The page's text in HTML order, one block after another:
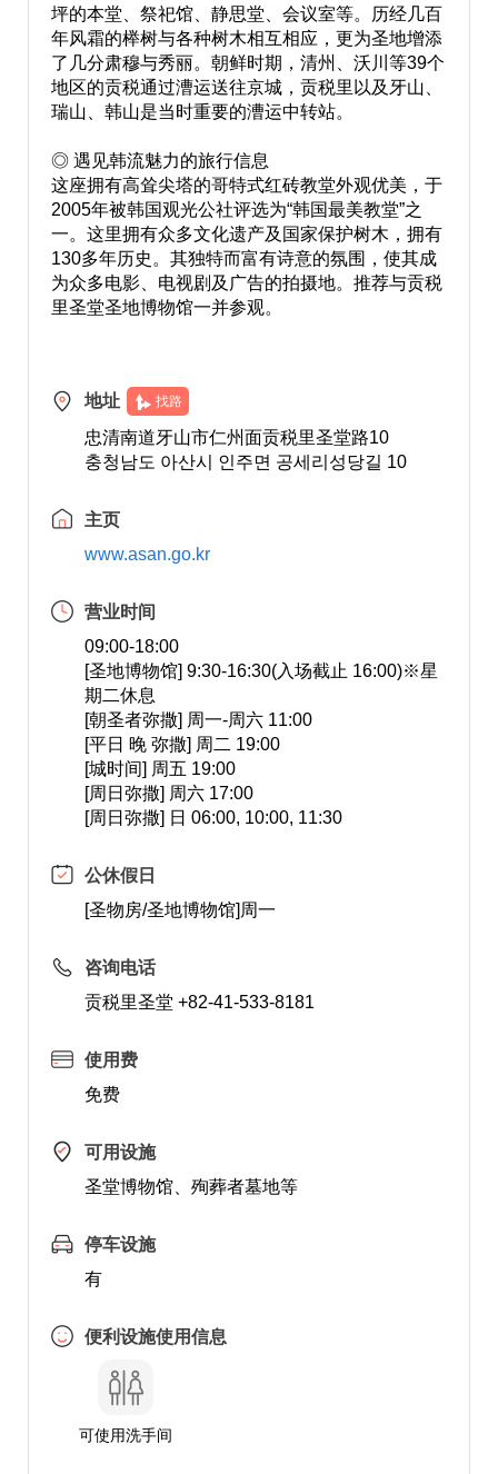
坪的本堂、祭祀馆、静思堂、会议室等。历经几百
年风霜的榉树与各种树木相互相应，更为圣地增添
了几分肃穆与秀丽。朝鲜时期，清州、沃川等39个
地区的贡税通过漕运送往京城，贡税里以及牙山、
瑞山、韩山是当时重要的漕运中转站。
◎ 遇见韩流魅力的旅行信息
这座拥有高耸尖塔的哥特式红砖教堂外观优美，于
2005年被韩国观光公社评选为“韩国最美教堂”之
一。这里拥有众多文化遗产及国家保护树木，拥有
130多年历史。其独特而富有诗意的氛围，使其成
为众多电影、电视剧及广告的拍摄地。推荐与贡税
里圣堂圣地博物馆一并参观。
地址 找路
忠清南道牙山市仁州面贡税里圣堂路10
충청남도 아산시 인주면 공세리성당길 10
主页
www.asan.go.kr
营业时间
09:00-18:00
[圣地博物馆] 9:30-16:30(入场截止 16:00)※星
期二休息
[朝圣者弥撒] 周一-周六 11:00
[平日 晚 弥撒] 周二 19:00
[城时间] 周五 19:00
[周日弥撒] 周六 17:00
[周日弥撒] 日 06:00, 10:00, 11:30
公休假日
[圣物房/圣地博物馆]周一
咨询电话
贡税里圣堂 +82-41-533-8181
使用费
免费
可用设施
圣堂博物馆、殉葬者墓地等
停车设施
有
便利设施使用信息
可使用洗手间